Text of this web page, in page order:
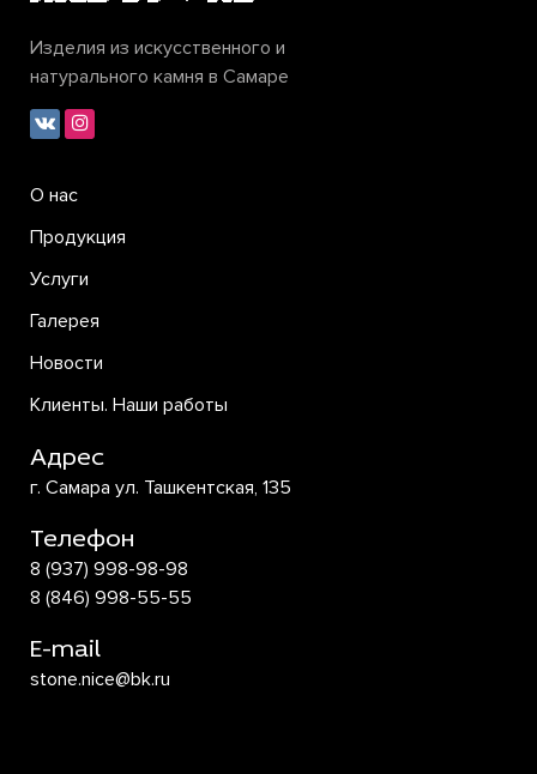
Изделия из искусственного и
натурального камня в Самаре
О нас
Продукция
Услуги
Галерея
Новости
Клиенты. Наши работы
Адрес
г. Самара ул. Ташкентская, 135
Телефон
8 (937) 998-98-98
8 (846) 998-55-55
E-mail
stone.nice@bk.ru